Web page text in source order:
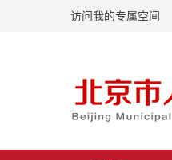
访问我的专属空间